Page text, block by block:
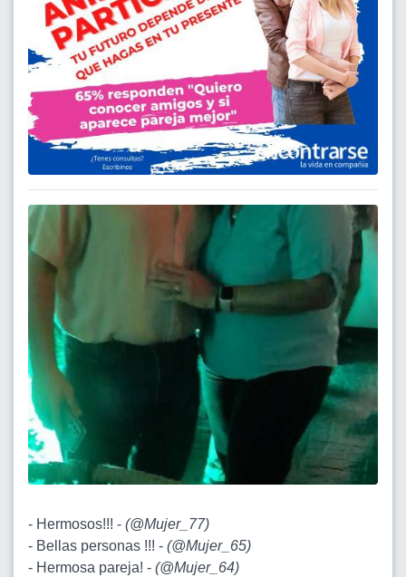
- Hermosos!!! - (@Mujer_77)
- Bellas personas !!! - (@Mujer_65)
- Hermosa pareja! - (@Mujer_64)